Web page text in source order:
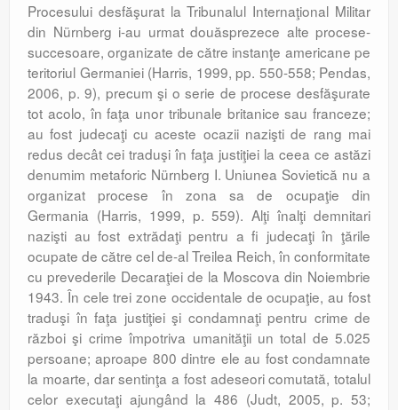
Procesului desfăşurat la Tribunalul Internaţional Militar
din Nürnberg i-au urmat douăsprezece alte procese-
succesoare, organizate de către instanţe americane pe
teritoriul Germaniei (Harris, 1999, pp. 550-558; Pendas,
2006, p. 9), precum şi o serie de procese desfăşurate
tot acolo, în faţa unor tribunale britanice sau franceze;
au fost judecaţi cu aceste ocazii nazişti de rang mai
redus decât cei traduşi în faţa justiţiei la ceea ce astăzi
denumim metaforic Nürnberg I. Uniunea Sovietică nu a
organizat procese în zona sa de ocupaţie din
Germania (Harris, 1999, p. 559). Alţi înalţi demnitari
nazişti au fost extrădaţi pentru a fi judecaţi în ţările
ocupate de către cel de-al Treilea Reich, în conformitate
cu prevederile Decaraţiei de la Moscova din Noiembrie
1943. În cele trei zone occidentale de ocupaţie, au fost
traduşi în faţa justiţiei şi condamnaţi pentru crime de
război şi crime împotriva umanităţii un total de 5.025
persoane; aproape 800 dintre ele au fost condamnate
la moarte, dar sentinţa a fost adeseori comutată, totalul
celor executaţi ajungând la 486 (Judt, 2005, p. 53;